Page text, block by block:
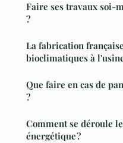
Faire ses travaux soi-
?
La fabrication
bioclimatiques à
Que faire en cas de
?
Comment se déroule
énergétique ?